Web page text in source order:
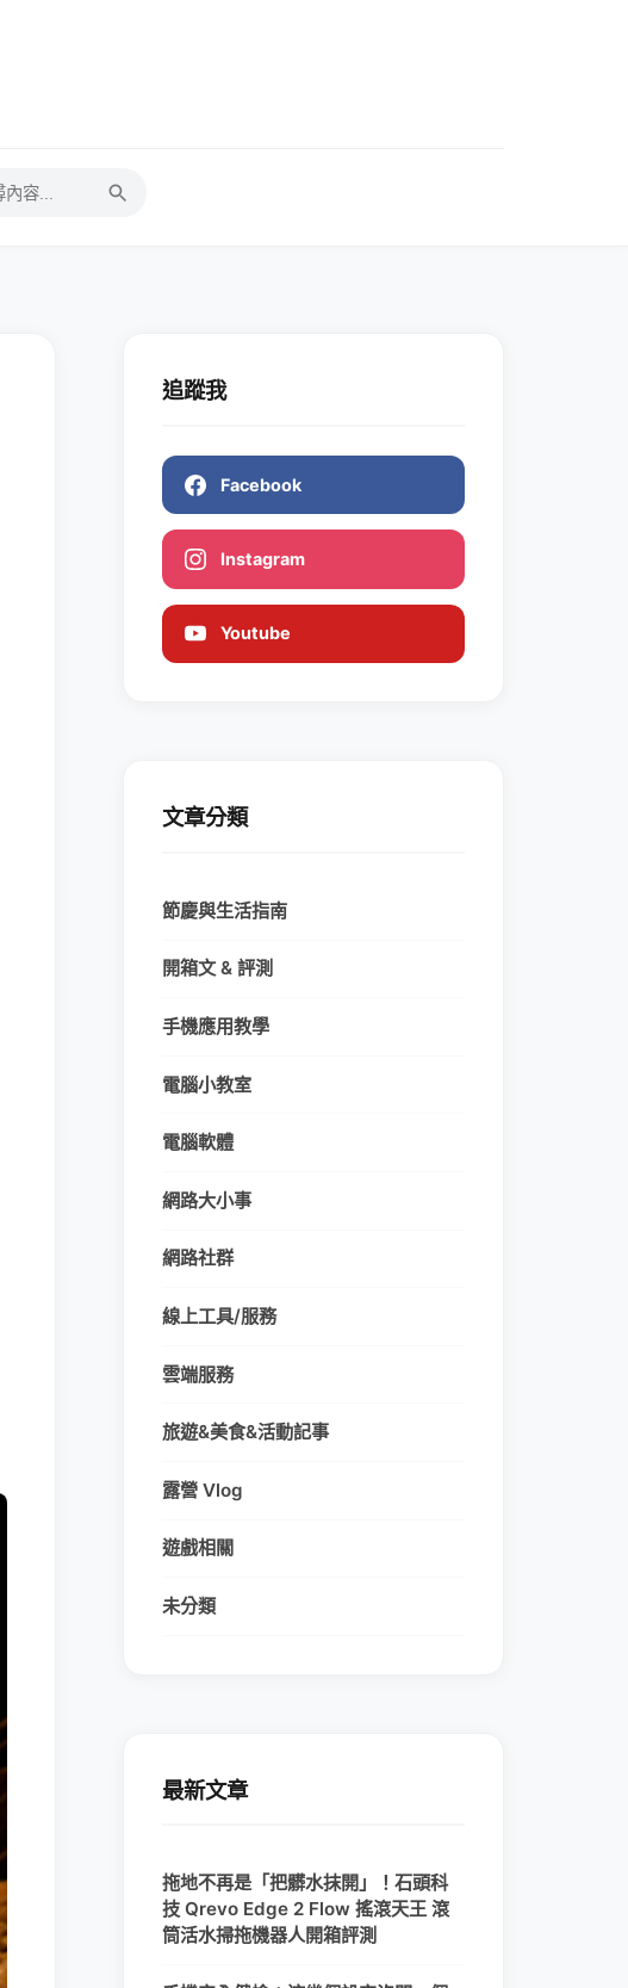
追蹤我
Facebook
Instagram
Youtube
文章分類
節慶與生活指南
開箱文 & 評測
手機應用教學
電腦小教室
電腦軟體
網路大小事
網路社群
線上工具/服務
雲端服務
旅遊&美食&活動記事
露營 Vlog
遊戲相關
未分類
最新文章
拖地不再是「把髒水抹開」！石頭科
技 Qrevo Edge 2 Flow 搖滾天王 滾
筒活水掃拖機器人開箱評測